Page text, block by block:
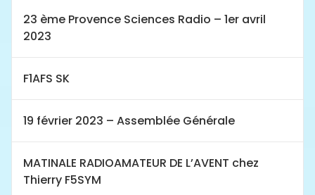
23 ème Provence Sciences Radio – 1er avril
2023
F1AFS SK
19 février 2023 – Assemblée Générale
MATINALE RADIOAMATEUR DE L’AVENT chez
Thierry F5SYM